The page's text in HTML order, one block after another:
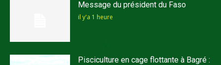
Message du président du Faso
il y'a 1 heure
Pisciculture en cage flottante à Bagré :